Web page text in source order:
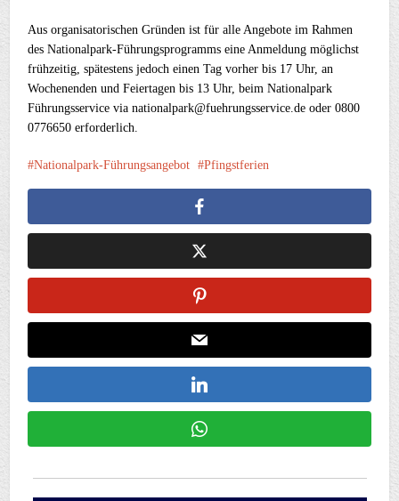
Aus organisatorischen Gründen ist für alle Angebote im Rahmen
des Nationalpark-Führungsprogramms eine Anmeldung möglichst
frühzeitig, spätestens jedoch einen Tag vorher bis 17 Uhr, an
Wochenenden und Feiertagen bis 13 Uhr, beim Nationalpark
Führungsservice via nationalpark@fuehrungsservice.de oder 0800
0776650 erforderlich.
Nationalpark-Führungsangebot Pfingstferien